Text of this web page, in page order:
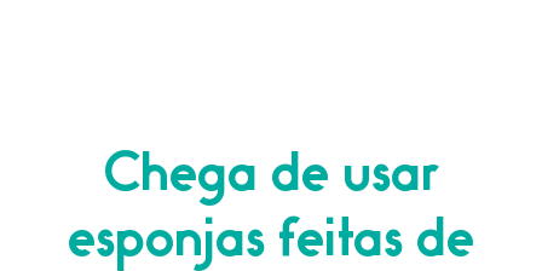
Chega de usar
esponjas feitas de